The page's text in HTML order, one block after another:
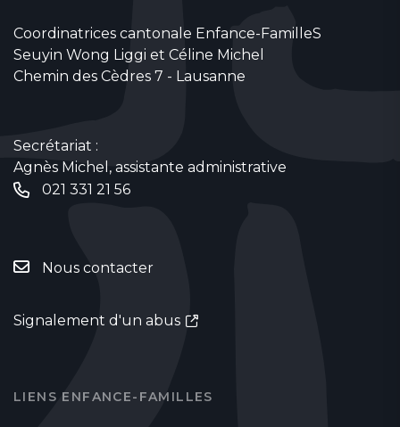
Coordinatrices cantonale Enfance-FamilleS
Seuyin Wong Liggi et Céline Michel
Chemin des Cèdres 7 - Lausanne
Secrétariat :
Agnès Michel, assistante administrative
021 331 21 56
Nous contacter
Signalement d'un abus
LIENS ENFANCE-FAMILLES